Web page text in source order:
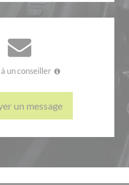
un conseiller
un message